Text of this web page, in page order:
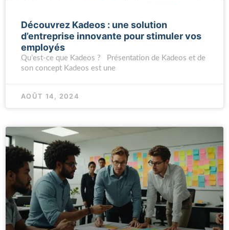
Découvrez Kadeos : une solution
d’entreprise innovante pour stimuler vos
employés
Qu’est-ce que Kadeos ? Présentation de Kadeos et de
son concept Kadeos est une
AOÛT 14, 2024